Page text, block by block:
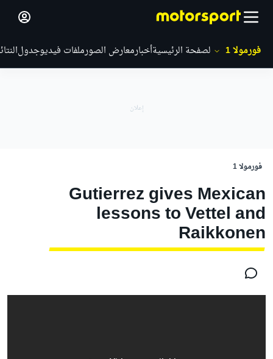
فورمولا 1 الصفحة الرئيسيةأخبارمعارض الصورملفات فيديوجدول
فورمولا 1
Gutierrez gives Mexican
lessons to Vettel and
Raikkonen